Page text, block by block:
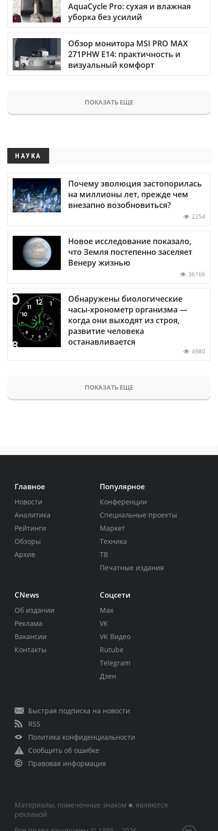
AquaCycle Pro: сухая и влажная
уборка без усилий
Обзор монитора MSI PRO MAX
271PHW E14: практичность и
визуальный комфорт
ПОКАЗАТЬ ЕЩЕ
НАУКА
Почему эволюция застопорилась
на миллионы лет, прежде чем
внезапно возобновиться?
2254
Новое исследование показало,
что Земля постепенно заселяет
Венеру жизнью
36166
Обнаружены биологические
часы-хронометр организма —
когда они выходят из строя,
развитие человека
останавливается
4980
ПОКАЗАТЬ ЕЩЕ
Главное
Новости
Аналитика
Рейтинги
Обзоры
Архив
Популярное
Конференции
Специальные проекты
Маркет
Техника
ТВ
Печатные издания
CNews
Об издании
Реклама
Вакансии
Контакты
Соцсети
Max
VK
VK Видео
Rutube
Telegram
Дзен
Быстрая подписка на новости
RSS
Политика конфиденциальности
Сообщить об ошибке
Правовая информация
Материалы, помеченные знаком ■, являются
рекламой